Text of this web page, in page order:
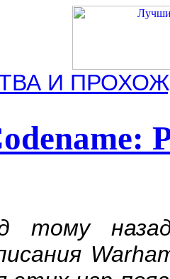
И
тому